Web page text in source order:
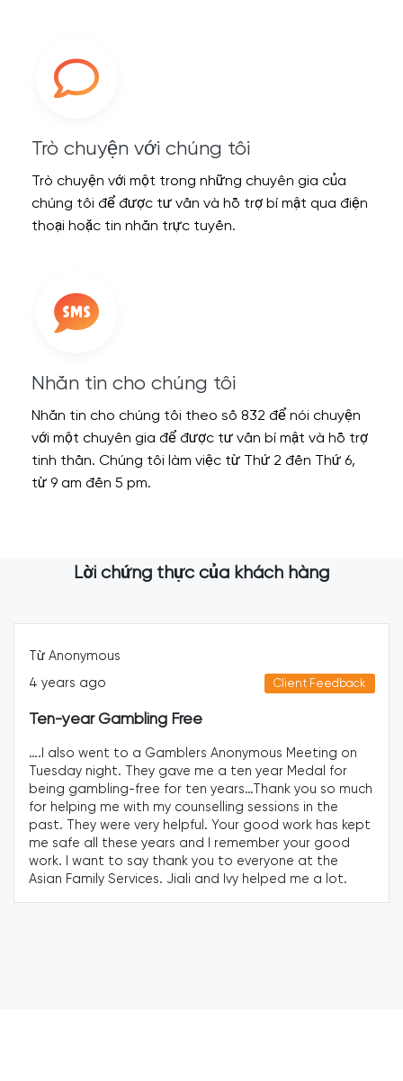
Trò chuyện với chúng tôi
Trò chuyện với một trong những chuyên gia của
chúng tôi để được tư vấn và hỗ trợ bí mật qua điện
thoại hoặc tin nhắn trực tuyến.
Nhắn tin cho chúng tôi
Nhắn tin cho chúng tôi theo số 832 để nói chuyện
với một chuyên gia để được tư vấn bí mật và hỗ trợ
tinh thần. Chúng tôi làm việc từ Thứ 2 đến Thứ 6,
từ 9 am đến 5 pm.
Lời chứng thực của khách hàng
Client Feedback
Từ Anonymous
4 years ago
Ten-year Gambling Free
….I also went to a Gamblers Anonymous Meeting on
Tuesday night. They gave me a ten year Medal for
being gambling-free for ten years…Thank you so much
for helping me with my counselling sessions in the
past. They were very helpful. Your good work has kept
me safe all these years and I remember your good
work. I want to say thank you to everyone at the
Asian Family Services. Jiali and Ivy helped me a lot.